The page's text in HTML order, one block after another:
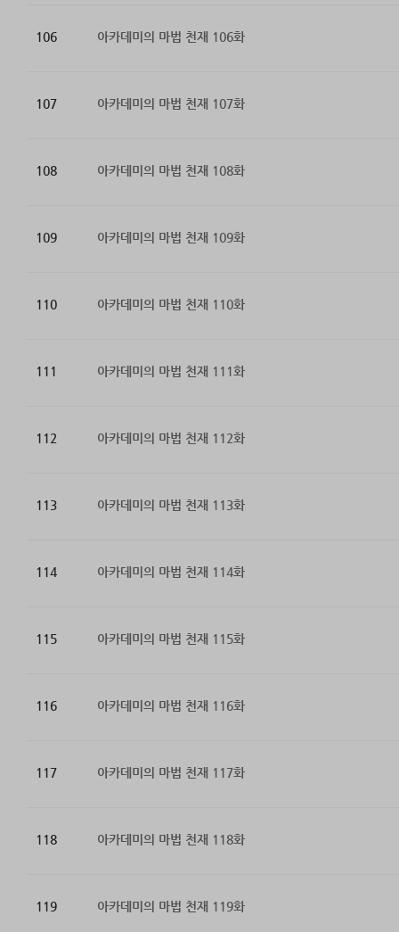
106 아카데미의 마법 천재 106화
107 아카데미의 마법 천재 107화
108 아카데미의 마법 천재 108화
109 아카데미의 마법 천재 109화
110 아카데미의 마법 천재 110화
111 아카데미의 마법 천재 111화
112 아카데미의 마법 천재 112화
113 아카데미의 마법 천재 113화
114 아카데미의 마법 천재 114화
115 아카데미의 마법 천재 115화
116 아카데미의 마법 천재 116화
117 아카데미의 마법 천재 117화
118 아카데미의 마법 천재 118화
119 아카데미의 마법 천재 119화